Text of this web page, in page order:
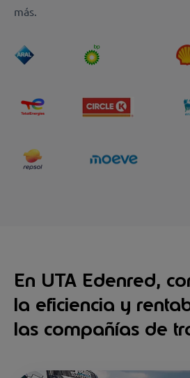
más.
En UTA Edenred,
la eficiencia y
las compañías de